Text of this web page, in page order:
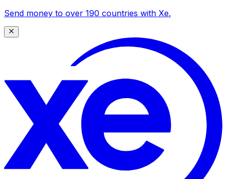
Send money to over 190 countries with Xe.